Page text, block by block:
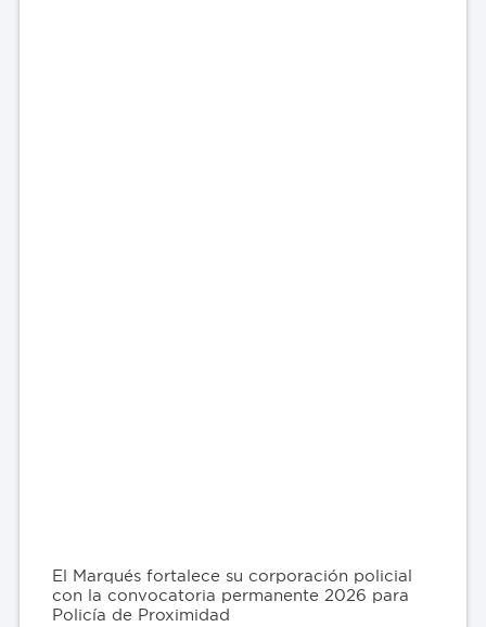
El Marqués fortalece su corporación policial
con la convocatoria permanente 2026 para
Policía de Proximidad